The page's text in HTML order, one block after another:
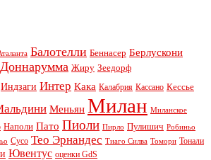
Балотелли Беннасер Берлускони
Доннарумма Жиру Зеедорф
Индзаги Интер Кака Калабрия Кассано Кессье
Меньян Милан Миланское
Наполи Пато Пиоли Пирло Пулишич Робиньо
Сусо Тео Эрнандес Тиаго Силва Томори Тонали
Ювентус оценки GdS